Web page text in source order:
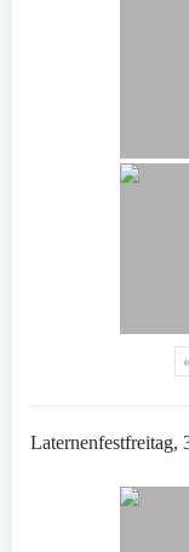
Laternenfestfreitag,